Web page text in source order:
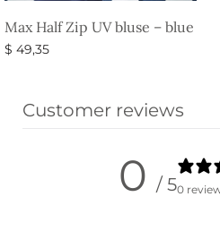
Max Half Zip UV bluse – blue
$ 49,35
Customer reviews
0 / 50